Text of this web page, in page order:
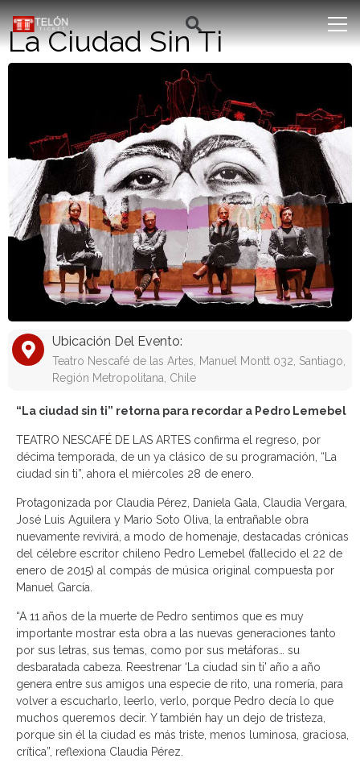
La Ciudad Sin Ti
Ubicación Del Evento:
Teatro Nescafé de las Artes, Manuel Montt 032, Santiago,
Región Metropolitana, Chile
“La ciudad sin ti” retorna para recordar a Pedro Lemebel
TEATRO NESCAFÉ DE LAS ARTES confirma el regreso, por
décima temporada, de un ya clásico de su programación, “La
ciudad sin ti”, ahora el miércoles 28 de enero.
Protagonizada por Claudia Pérez, Daniela Gala, Claudia Vergara,
José Luis Aguilera y Mario Soto Oliva, la entrañable obra
nuevamente revivirá, a modo de homenaje, destacadas crónicas
del célebre escritor chileno Pedro Lemebel (fallecido el 22 de
enero de 2015) al compás de música original compuesta por
Manuel García.
“A 11 años de la muerte de Pedro sentimos que es muy
importante mostrar esta obra a las nuevas generaciones tanto
por sus letras, sus temas, como por sus metáforas… su
desbaratada cabeza. Reestrenar ‘La ciudad sin ti’ año a año
genera entre sus amigos una especie de rito, una romería, para
volver a escucharlo, leerlo, verlo, porque Pedro decía lo que
muchos queremos decir. Y también hay un dejo de tristeza,
porque sin él la ciudad es más triste, menos luminosa, graciosa,
crítica”, reflexiona Claudia Pérez.